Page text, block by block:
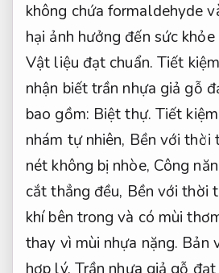
không chứa formaldehyde
hại ảnh hưởng đến sức
Vật liệu đạt chuẩn. Tiết
nhận biết trần nhựa giả gỗ
bao gồm: Biệt thự. Tiết
nhám tự nhiên, Bền với thời
nét không bị nhòe, Công
cắt thẳng đều, Bền với thời
khí bên trong và có mùi
thay vì mùi nhựa nặng. Bản